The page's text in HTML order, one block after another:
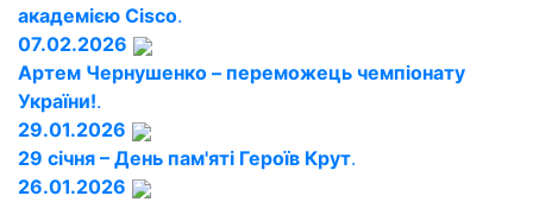
академією Cisco.
07.02.2026
Артем Чернушенко – переможець чемпіонату
України!.
29.01.2026
29 січня – День пам'яті Героїв Крут.
26.01.2026